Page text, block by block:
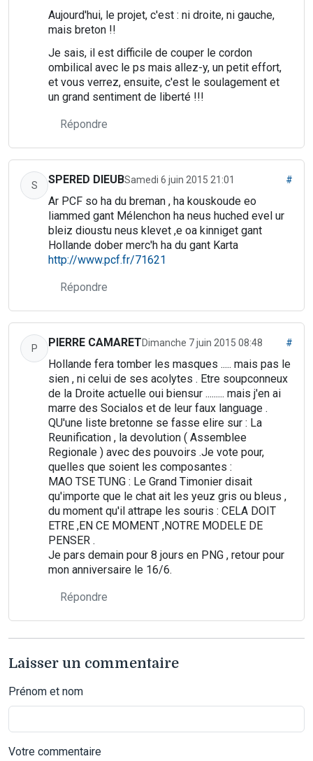
Aujourd'hui, le projet, c'est : ni droite, ni gauche,
mais breton !!
Je sais, il est difficile de couper le cordon
ombilical avec le ps mais allez-y, un petit effort,
et vous verrez, ensuite, c'est le soulagement et
un grand sentiment de liberté !!!
Répondre
S SPERED DIEUBSamedi 6 juin 2015 21:01 #
Ar PCF so ha du breman , ha kouskoude eo
liammed gant Mélenchon ha neus huched evel ur
bleiz dioustu neus klevet ,e oa kinniget gant
Hollande dober merc'h ha du gant Karta
http://www.pcf.fr/71621
Répondre
P PIERRE CAMARETDimanche 7 juin 2015 08:48 #
Hollande fera tomber les masques ..... mais pas le
sien , ni celui de ses acolytes . Etre soupconneux
de la Droite actuelle oui biensur ......... mais j'en ai
marre des Socialos et de leur faux language .
QU'une liste bretonne se fasse elire sur : La
Reunification , la devolution ( Assemblee
Regionale ) avec des pouvoirs .Je vote pour,
quelles que soient les composantes :
MAO TSE TUNG : Le Grand Timonier disait
qu'importe que le chat ait les yeuz gris ou bleus ,
du moment qu'il attrape les souris : CELA DOIT
ETRE ,EN CE MOMENT ,NOTRE MODELE DE
PENSER .
Je pars demain pour 8 jours en PNG , retour pour
mon anniversaire le 16/6.
Répondre
Laisser un commentaire
Prénom et nom
Votre commentaire